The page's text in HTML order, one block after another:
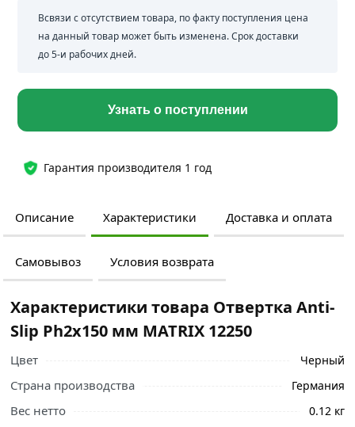
Гарантия производителя 1 год
Всвязи с отсутствием товара, по факту поступления цена
на данный товар может быть изменена. Срок доставки
до 5-и рабочих дней.
Узнать о поступлении
Описание Характеристики Доставка и оплата
Самовывоз Условия возврата
Характеристики товара Отвертка Anti-
Slip Ph2х150 мм MATRIX 12250
Цвет Черный
Страна производства Германия
Вес нетто 0.12 кг